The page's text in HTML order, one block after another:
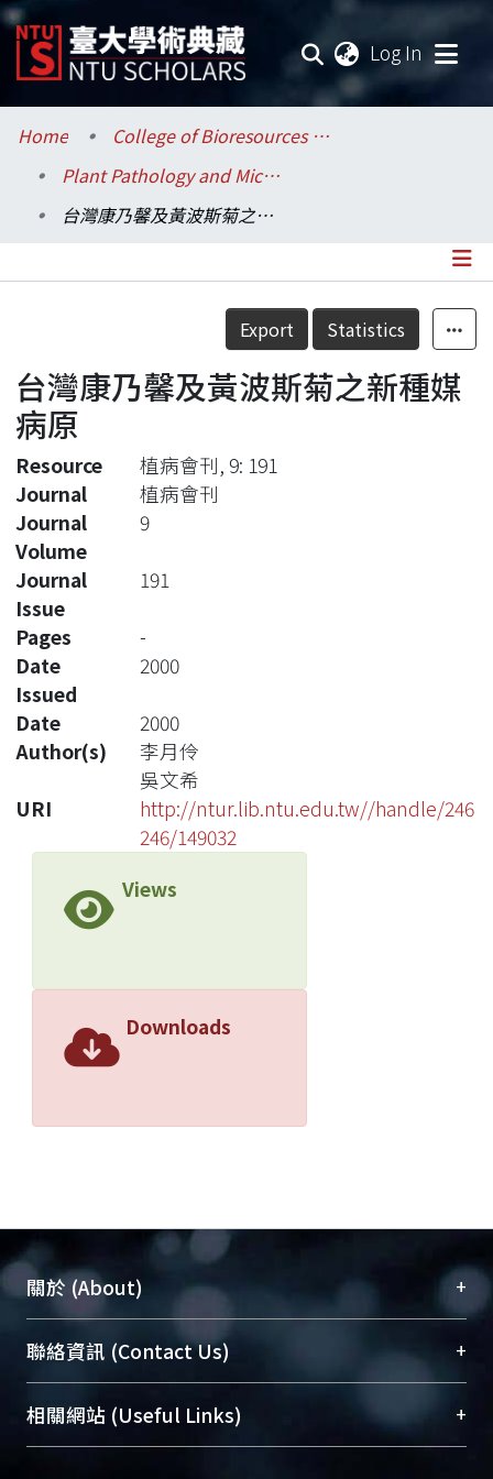
Log In
Communities & Collections
Research Outputs
Statistics
Home
College of Bioresources and Agriculture / 生物資源暨農學院
Plant Pathology and Microbiology / 植物病理與微生物學系
台灣康乃馨及黃波斯菊之新種媒病原
Details
Export Statistics
台灣康乃馨及黃波斯菊之新種媒
病原
Resource
植病會刊, 9: 191
Journal
植病會刊
Journal
Volume
9
Journal
Issue
191
Pages
-
Date
Issued
2000
Date
2000
Author(s)
李月伶
吳文希
URI
http://ntur.lib.ntu.edu.tw//handle/246
246/149032
Views
Downloads
關於 (About) +
臺大位居世界頂尖大學之列，為永久珍藏及向國際
展現本校豐碩的研究成果及學術能量，圖書館整合
機構典藏（NTUR）與學術庫（AH）不同功能平
台，成為臺大學術典藏NTU scholars。期能整合研
聯絡資訊 (Contact Us) +
總館學科館員(Main Library)
醫學圖書館學科館員(Medical Library)
相關網站 (Useful Links) +